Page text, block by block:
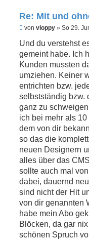
Re: Mit und
U
g
l
e
e
n
r
B
e
i
t
a
g
von vloppy » So 29.
Und du verstehst
gemeint habe. Ich
Kunden mussten
umziehen. Keiner
entrichten bzw.
selbstständig bzw.
ganz zu
ich bei mehr als
dem von dir
so das die
neuen Designern
alles über das
sollte auch mal
dabei, dauernd
sind nicht der Hit
von dir genannten
habe mein Abo
Blöcken, da gar
schönen Spruch